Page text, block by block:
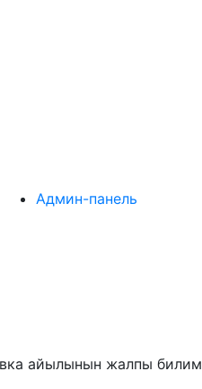
Админ-панель
айылынын жалпы билим